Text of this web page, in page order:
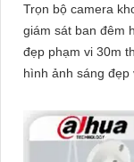
Trọn bộ camera
giám sát ban đêm
đẹp phạm vi 30m
hình ảnh sáng đẹp